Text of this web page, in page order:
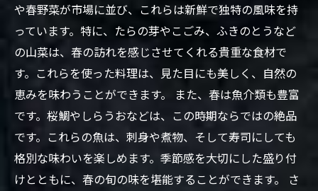
や春野菜が市場に並び、これらは新鮮で独特の風味を持
っています。特に、たらの芽やこごみ、ふきのとうなど
の山菜は、春の訪れを感じさせてくれる貴重な食材で
す。これらを使った料理は、見た目にも美しく、自然の
恵みを味わうことができます。 また、春は魚介類も豊富
です。桜鯛やしらうおなどは、この時期ならではの絶品
です。これらの魚は、刺身や煮物、そして寿司にしても
格別な味わいを楽しめます。季節感を大切にした盛り付
けとともに、春の旬の味を堪能することができます。 さ